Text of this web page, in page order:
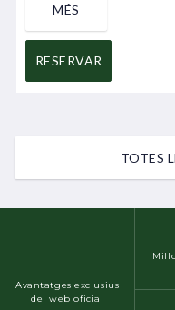
MÉS
RESERVAR
TOTES
Avantatges exclusius
del web oficial